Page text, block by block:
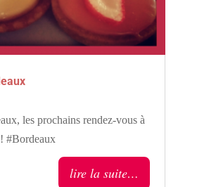
les prochains rendez-vous à
#Bordeaux
lire la suite…